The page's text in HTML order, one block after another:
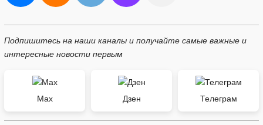
Подпишитесь на наши каналы и получайте самые важные и
интересные новости первым
Max Дзен Телеграм